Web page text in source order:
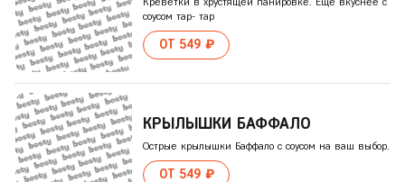
соусом тар- тар
ОТ 549 ₽
КРЫЛЫШКИ БАФФАЛО
Острые крылышки Баффало с соусом на ваш выбор.
ОТ 549 ₽